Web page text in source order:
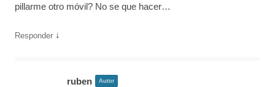
pillarme otro móvil? No se que hacer…
Responder ↓
ruben Autor